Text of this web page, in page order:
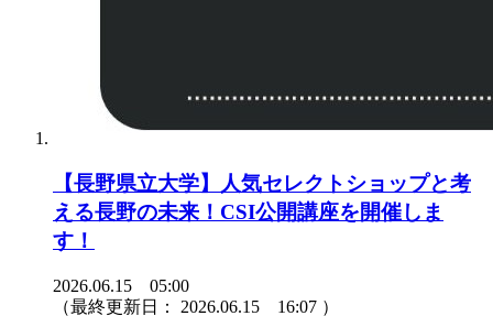
【長野県立大学】人気セレクトショップと考
える長野の未来！CSI公開講座を開催しま
す！
2026.06.15 05:00
（最終更新日： 2026.06.15 16:07 ）